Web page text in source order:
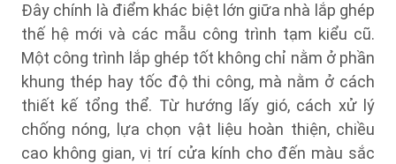
Đây chính là điểm khác biệt lớn giữa nhà lắp ghép
thế hệ mới và các mẫu công trình tạm kiểu cũ.
Một công trình lắp ghép tốt không chỉ nằm ở phần
khung thép hay tốc độ thi công, mà nằm ở cách
thiết kế tổng thể. Từ hướng lấy gió, cách xử lý
chống nóng, lựa chọn vật liệu hoàn thiện, chiều
cao không gian, vị trí cửa kính cho đến màu sắc